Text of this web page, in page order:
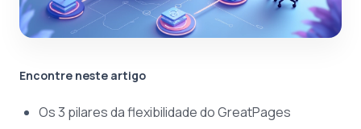
Encontre neste artigo
Os 3 pilares da flexibilidade do GreatPages